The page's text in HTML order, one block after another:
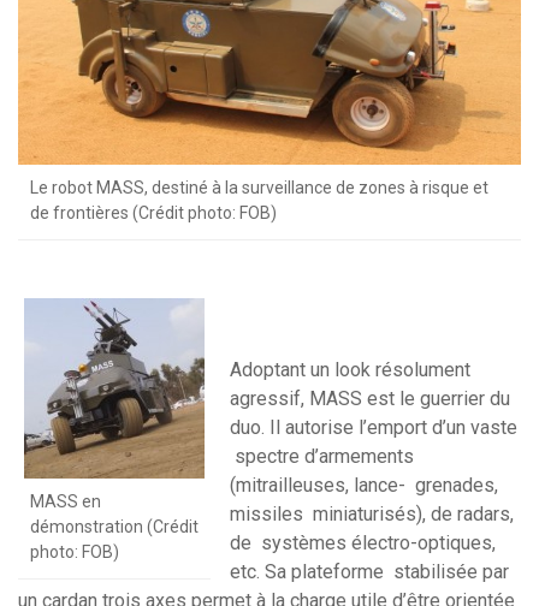
Le robot MASS, destiné à la surveillance de zones à risque et
de frontières (Crédit photo: FOB)
MASS en
démonstration (Crédit
photo: FOB)
Adoptant un look résolument
agressif, MASS est le guerrier du
duo. Il autorise l’emport d’un vaste
spectre d’armements
(mitrailleuses, lance- grenades,
missiles miniaturisés), de radars,
de systèmes électro-optiques,
etc. Sa plateforme stabilisée par
un cardan trois axes permet à la charge utile d’être orientée